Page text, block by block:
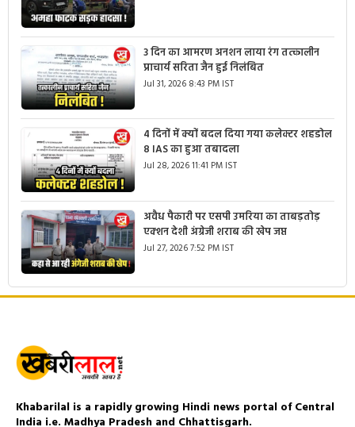
3 दिन का आमरण अनशन लाया रंग तत्कालीन
प्राचार्य सरिता जैन हुई निलंबित
Jul 31, 2026 8:43 PM IST
4 दिनों में क्यों बदल दिया गया कलेक्टर शहडोल
8 IAS का हुआ तबादला
Jul 28, 2026 11:41 PM IST
अवैध पैकारी पर एसपी उमरिया का ताबड़तोड़
एक्शन देशी अंग्रेजी शराब की खेप जप्त
Jul 27, 2026 7:52 PM IST
Khabarilal is a rapidly growing Hindi news portal of Central
India i.e. Madhya Pradesh and Chhattisgarh.